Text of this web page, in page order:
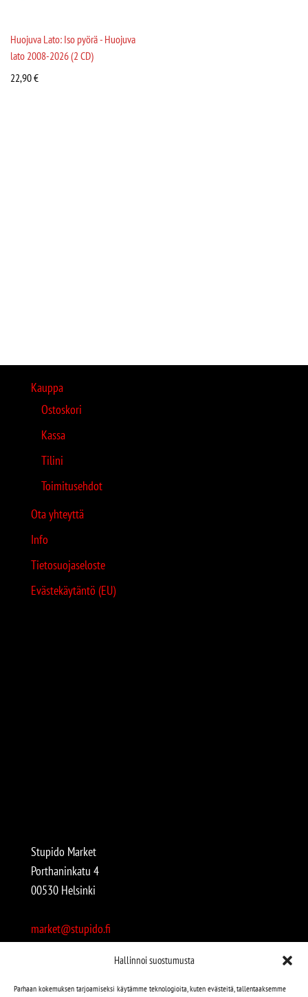
Hallinnoi suostumusta
Parhaan kokemuksen tarjoamiseksi käytämme teknologioita, kuten evästeitä, tallentaaksemme
Huojuva Lato: Iso pyörä - Huojuva
lato 2008-2026 (2 CD)
22,90€
Kauppa
Ostoskori
Kassa
Tilini
Toimitusehdot
Ota yhteyttä
Info
Tietosuojaseloste
Evästekäytäntö (EU)
Stupido Market
Porthaninkatu 4
00530 Helsinki
market@stupido.fi
Avoinna: